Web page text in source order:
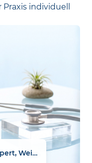
individuell
Praxis Dres. Köhler, Geppert, Weiske